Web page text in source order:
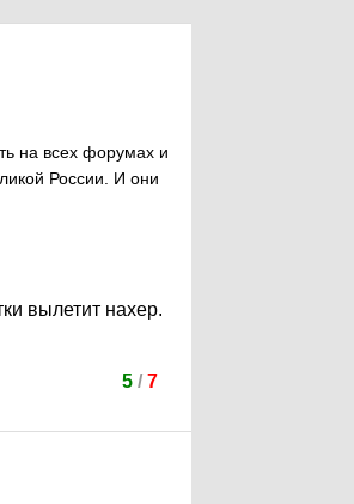
на всех форумах и
России. И они
вылетит нахер.
5/ 7